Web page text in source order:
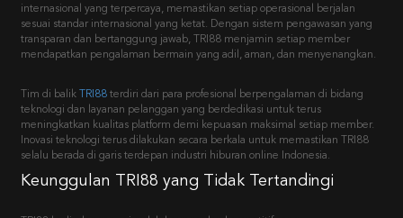
internasional yang terpercaya, memastikan setiap operasional berjalan
sesuai standar internasional yang ketat. Dengan sistem pengawasan yang
transparan dan bertanggung jawab, TRI88 menjamin setiap member
mendapatkan pengalaman bermain yang adil, aman, dan menyenangkan.
Tim di balik TRI88 terdiri dari para profesional berpengalaman di bidang
teknologi dan layanan pelanggan yang berdedikasi untuk terus
meningkatkan kualitas platform demi kepuasan maksimal setiap member.
Inovasi teknologi terus dilakukan secara berkala untuk memastikan TRI88
selalu berada di garis terdepan industri hiburan online Indonesia.
Keunggulan TRI88 yang Tidak Tertandingi